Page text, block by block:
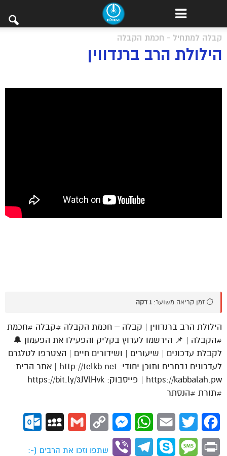
קבלה למתחיל - חכמת הקבלה
הילולת הרב ברנדווין
⏱️ זמן קריאה משוער: 1 דקה
הילולת הרב ברנדווין | קבלה – חכמת הקבלה #קבלה #חכמת
#הקבלה | 📌 הירשמו לערוץ בקליק והפעילו את הפעמון 🔔
לקבלת עדכונים | שיעורים | ושידורים חיים | הצטרפו לטלגרם
לעדכונים נבחרים ותוכן יחודי: http://telkb.net | אתר הבית:
https://kabbalah.pw | פייסבוק: https://bit.ly/3JVlHvk
#תורת #הנסתר
Facebook
Twitter
Email
WhatsApp
Messenger
Copy
Gmail
MySpace
Print
Message
Skype
Telegram
Viber
שתפו וזכו את הרבים (-: